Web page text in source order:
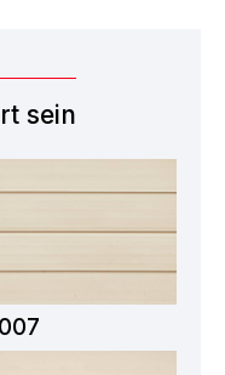
sein